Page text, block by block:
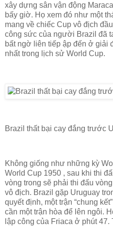
xây dựng sân vận động
bấy giờ. Họ xem đó như một
mang về chiếc Cup vô địch
công sức của người Brazil đã
bất ngờ liên tiếp ập đến ở giải
nhất trong lịch sử World Cup.
Brazil thất bại cay đắng trước
Không giống như những kỳ
World Cup 1950 , sau khi thi
vòng trong sẽ phải thi đấu
vô địch. Brazil gặp Uruguay
quyết định, một trận “chung
cần một trận hòa để lên ngôi.
lập công của Friaca ở phút